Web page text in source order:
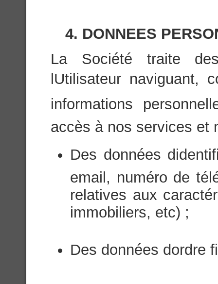
4. DONNEES
La Société traite
lUtilisateur
informations
accès à nos services et
Des données
email, numéro de
relatives aux
immobiliers, etc) ;
Des données dordre